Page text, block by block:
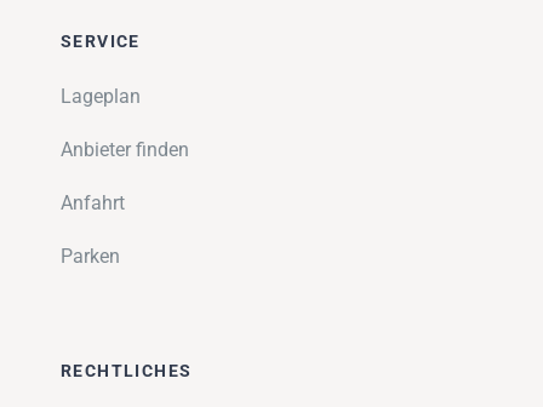
SERVICE
Lageplan
Anbieter finden
Anfahrt
Parken
RECHTLICHES